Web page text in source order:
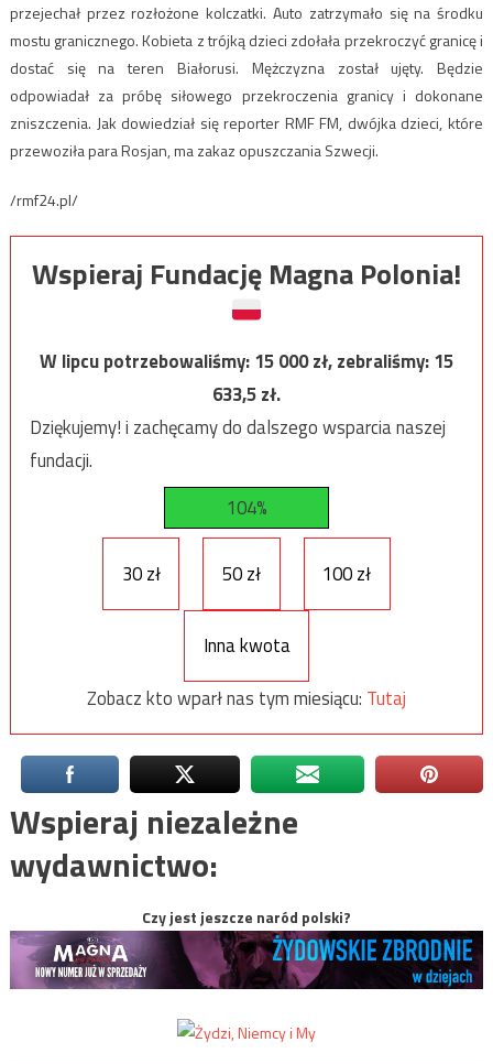
przejechał przez rozłożone kolczatki. Auto zatrzymało się na środku
mostu granicznego. Kobieta z trójką dzieci zdołała przekroczyć granicę i
dostać się na teren Białorusi. Mężczyzna został ujęty. Będzie
odpowiadał za próbę siłowego przekroczenia granicy i dokonane
zniszczenia. Jak dowiedział się reporter RMF FM, dwójka dzieci, które
przewoziła para Rosjan, ma zakaz opuszczania Szwecji.
/rmf24.pl/
Wspieraj Fundację Magna Polonia!
W lipcu potrzebowaliśmy:15 000zł, zebraliśmy:15
633,5zł.
Dziękujemy! i zachęcamy do dalszego wsparcia naszej
fundacji.
104%
30 zł 50 zł 100 zł
Inna kwota
Zobacz kto wparł nas tym miesiącu: Tutaj
Wspieraj niezależne
wydawnictwo:
Czy jest jeszcze naród polski?